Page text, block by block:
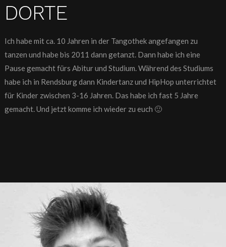
DORTE
Ich habe mit ca. 10 Jahren in der Tangothek angefangen zu
tanzen und habe bis 2011 dann getanzt. Dann habe ich eine
Pause gemacht fürs Abitur und Studium. Während des Studiums
habe ich in Rendsburg dann Kindertanz und HipHop unterrichtet
für Kinder zwischen 3-16 Jahren. Das habe ich fast 5 Jahre
gemacht. Und jetzt komme ich wieder zu euch 🙂